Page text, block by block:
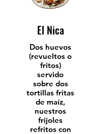
El Nica
Dos huevos
(revueltos o
fritos)
servido
sobre dos
tortillas fritas
de maíz,
nuestros
frijoles
refritos con